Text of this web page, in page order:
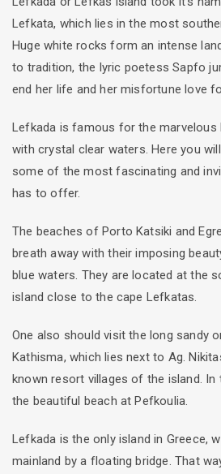
Lefkata, which lies in the most
Huge white rocks form an intense
to tradition, the lyric poetess Sapfo
end her life and her misfortune love
Lefkada is famous for the marvelous
with crystal clear waters. Here you
some of the most fascinating and
has to offer.
The beaches of Porto Katsiki and
breath away with their imposing
blue waters. They are located at the
island close to the cape Lefkatas.
One also should visit the long sandy
Kathisma, which lies next to Ag.
known resort villages of the island. In
the beautiful beach at Pefkoulia.
Lefkada is the only island in Greece,
mainland by a floating bridge. That